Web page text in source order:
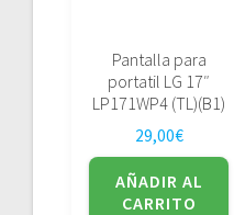
Pantalla para
portatil LG 17″
LP171WP4 (TL)(B1)
29,00€
AÑADIR AL
CARRITO